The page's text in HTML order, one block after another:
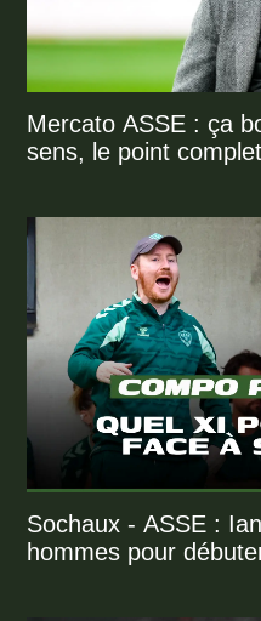
Mercato ASSE : ça
sens, le point complet
Sochaux - ASSE :
hommes pour